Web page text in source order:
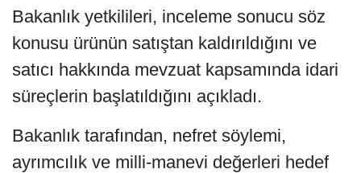
Bakanlık yetkilileri, inceleme sonucu söz
konusu ürünün satıştan kaldırıldığını ve
satıcı hakkında mevzuat kapsamında idari
süreçlerin başlatıldığını açıkladı.
Bakanlık tarafından, nefret söylemi,
ayrımcılık ve milli-manevi değerleri hedef